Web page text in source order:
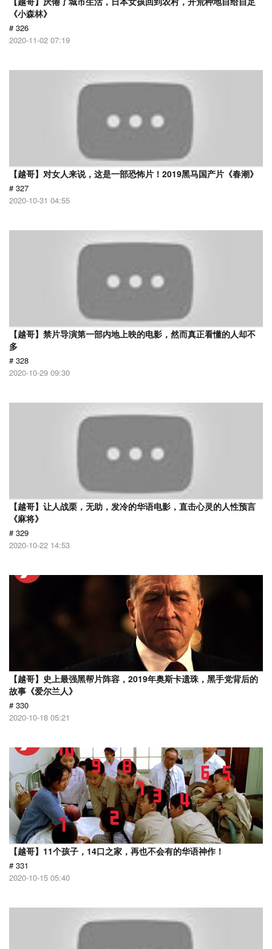
《小森林》
# 326
2020-11-02 07:19
【越哥】对女人来说，这是一部恐怖片！2019黑马国产片《春潮》
# 327
2020-10-31 04:55
【越哥】禁片导演第一部内地上映的电影，然而真正看懂的人却不
多
# 328
2020-10-29 09:30
【越哥】让人战栗，无助，发冷的华语电影，直击心灵的人性预言
《麻将》
# 329
2020-10-22 14:53
【越哥】史上最强黑帮片阵容，2019年奥斯卡遗珠，黑手党背后的
故事《爱尔兰人》
# 330
2020-10-18 05:21
【越哥】11个孩子，14口之家，再也不会有的华语神作！
# 331
2020-10-15 05:40